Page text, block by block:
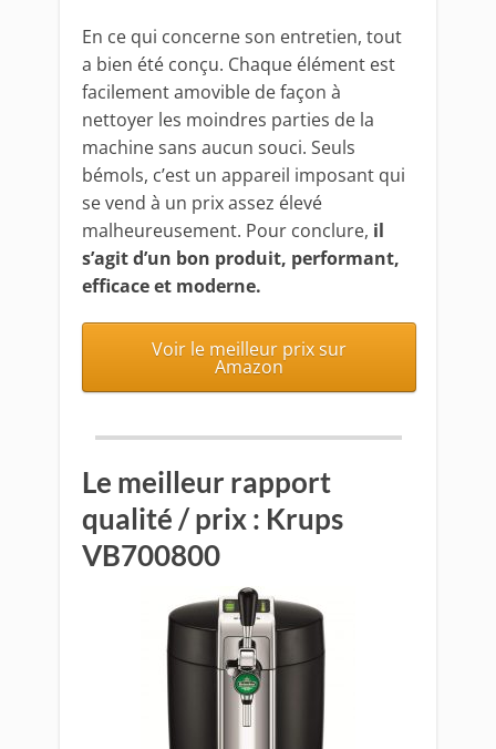
En ce qui concerne son entretien, tout
a bien été conçu. Chaque élément est
facilement amovible de façon à
nettoyer les moindres parties de la
machine sans aucun souci. Seuls
bémols, c’est un appareil imposant qui
se vend à un prix assez élevé
malheureusement. Pour conclure, il
s’agit d’un bon produit, performant,
efficace et moderne.
Voir le meilleur prix sur
Amazon
Le meilleur rapport
qualité / prix : Krups
VB700800